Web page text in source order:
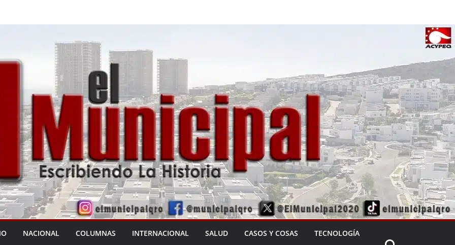
NACIONAL COLUMNAS INTERNACIONAL SALUD CASOS Y COSAS TECNOLOGÍA